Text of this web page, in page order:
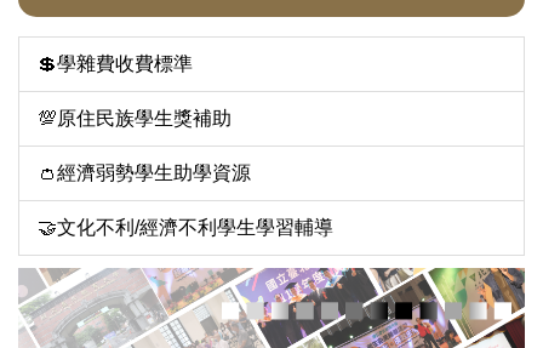
💲學雜費收費標準
💯原住民族學生獎補助
👛經濟弱勢學生助學資源
🤝文化不利/經濟不利學生學習輔導